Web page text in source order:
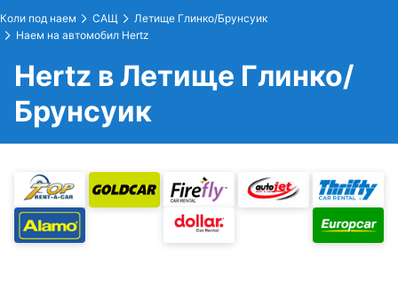
Коли под наем САЩ
Летище Глинко/Брунсуик
Наем на автомобил Hertz
Hertz в Летище Глинко/
Брунсуик